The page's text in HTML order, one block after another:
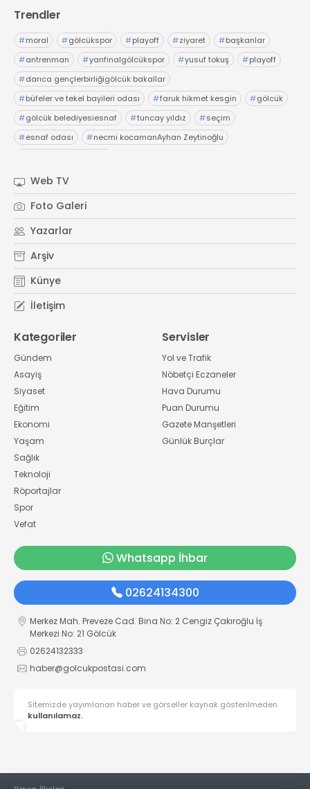
Trendler
#moral #gölcükspor #playoff #ziyaret #başkanlar
#antrenman #yarıfinalgölcükspor #yusuf tokuş #playoff
#darıca gençlerbirliğigölcük bakallar
#büfeler ve tekel bayileri odası #faruk hikmet kesgin #gölcük
#gölcük belediyesiesnaf #tuncay yıldız #seçim
#esnaf odası #necmi kocamanAyhan Zeytinoğlu
Web TV
Foto Galeri
Yazarlar
Arşiv
Künye
İletişim
Kategoriler
Gündem
Asayiş
Siyaset
Eğitim
Ekonomi
Yaşam
Sağlık
Teknoloji
Röportajlar
Spor
Vefat
Servisler
Yol ve Trafik
Nöbetçi Eczaneler
Hava Durumu
Puan Durumu
Gazete Manşetleri
Günlük Burçlar
Whatsapp İhbar
02624134300
Merkez Mah. Preveze Cad. Bina No: 2 Cengiz Çakıroğlu İş
Merkezi No: 21 Gölcük
02624132333
haber@golcukpostasi.com
Sitemizde yayımlanan haber ve görseller kaynak gösterilmeden
kullanılamaz.